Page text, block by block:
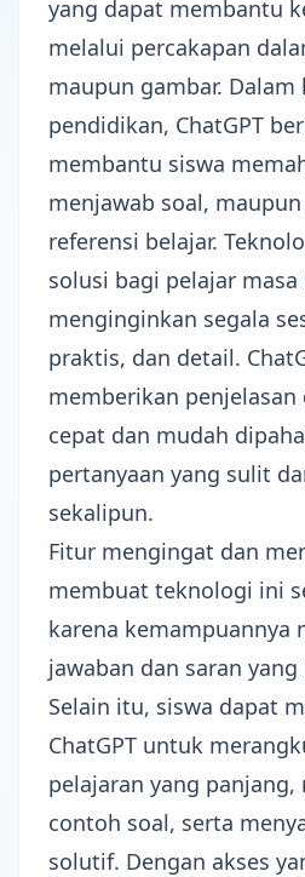
yang dapat membantu
melalui percakapan
maupun gambar. Dalam
pendidikan, ChatGPT
membantu siswa
menjawab soal,
referensi belajar.
solusi bagi pelajar
menginginkan segala
praktis, dan detail.
memberikan penjelasan
cepat dan mudah
pertanyaan yang sulit
sekalipun.
Fitur mengingat dan
membuat teknologi ini
karena kemampuannya
jawaban dan saran
Selain itu, siswa dapat
ChatGPT untuk
pelajaran yang panjang,
contoh soal, serta
solutif. Dengan akses